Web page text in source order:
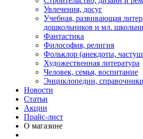
Увлечения, досуг
Учебная, развивающая
дошкольников и мл.
Фантастика
Философия, религия
Фольклор (анекдоты,
Художественная литература
Человек, семья, воспитание
Энциклопедии,
Новости
Статьи
Акции
Прайс-лист
О магазине